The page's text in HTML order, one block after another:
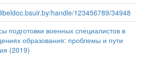
handle/123456789/34948
подготовки военных специалистов в
образования: проблемы и пути
(2019)